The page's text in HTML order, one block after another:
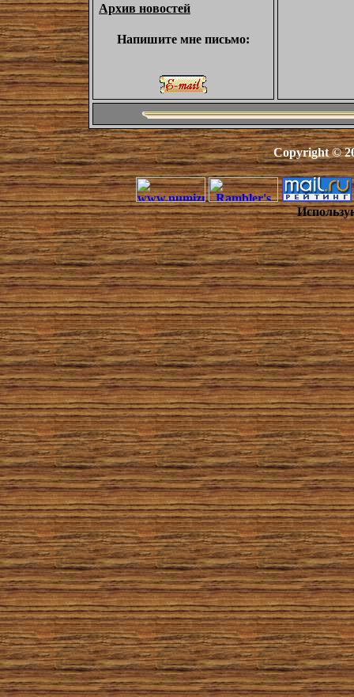
Архив новостей
Напишите мне письмо:
Copyright ©